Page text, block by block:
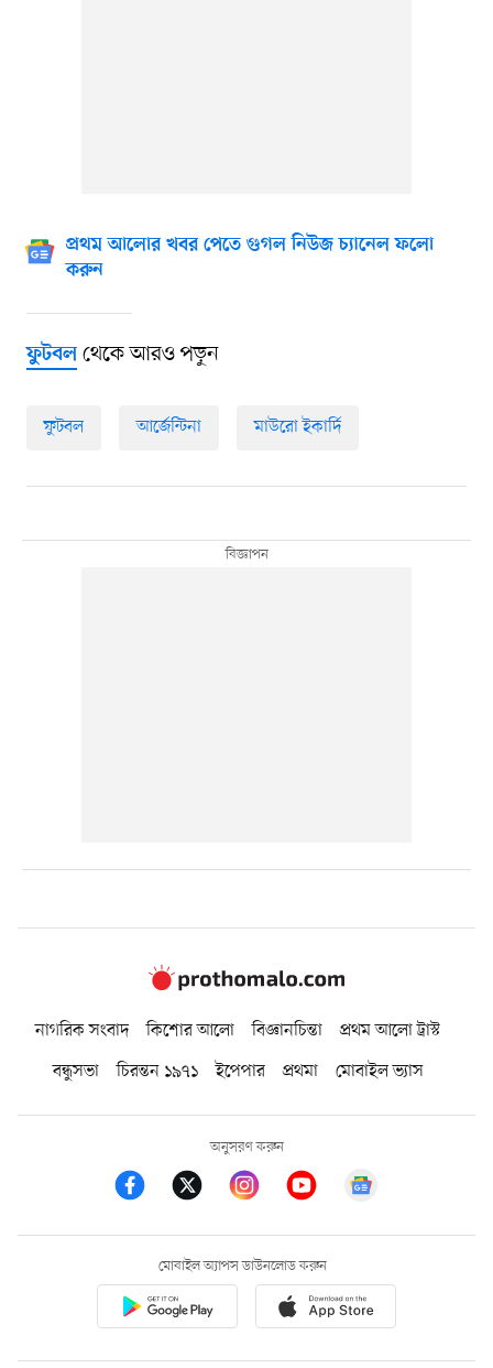
প্রথম আলোর খবর পেতে গুগল নিউজ চ্যানেল ফলো
করুন
ফুটবলথেকে আরও পড়ুন
ফুটবল আর্জেন্টিনা মাউরো ইকার্দি
নাগরিক সংবাদ কিশোর আলো বিজ্ঞানচিন্তা
প্রথম আলো ট্রাস্ট
বন্ধুসভা
চিরন্তন ১৯৭১ ইপেপার প্রথমা মোবাইল ভ্যাস
অনুসরণ করুন
মোবাইল অ্যাপস ডাউনলোড করুন